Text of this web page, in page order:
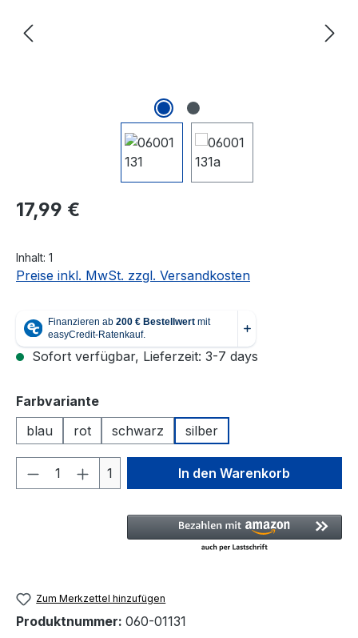
Regulärer Preis:
17,99 €
Inhalt: 1
Preise inkl. MwSt. zzgl. Versandkosten
Sofort verfügbar, Lieferzeit: 3-7 days
Farbvarianteauswählen
blau
rot schwarz silber
Produkt Anzahl: Gib den
1 In den Warenkorb
Zum Merkzettel hinzufügen
Produktnummer: 060-01131